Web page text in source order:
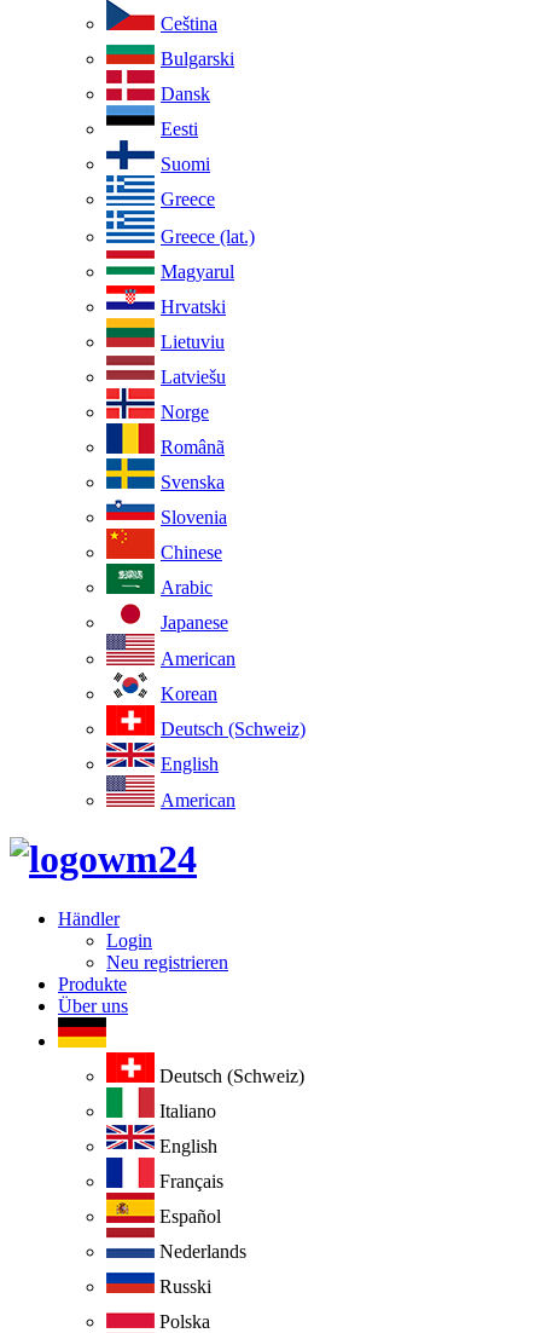
Ceština
Bulgarski
Dansk
Eesti
Suomi
Greece
Greece (lat.)
Magyarul
Hrvatski
Lietuviu
Latviešu
Norge
Românã
Svenska
Slovenia
Chinese
Arabic
Japanese
American
Korean
Deutsch (Schweiz)
English
American
Händler
Login
Neu registrieren
Produkte
Über uns
Deutsch (Schweiz)
Italiano
English
Français
Español
Nederlands
Russki
Polska